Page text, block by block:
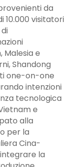
da
10.000 visitatori
Malesia e
Shandong
one-on-one
intenzioni
tecnologica
e
alla
per la
Cina-
la